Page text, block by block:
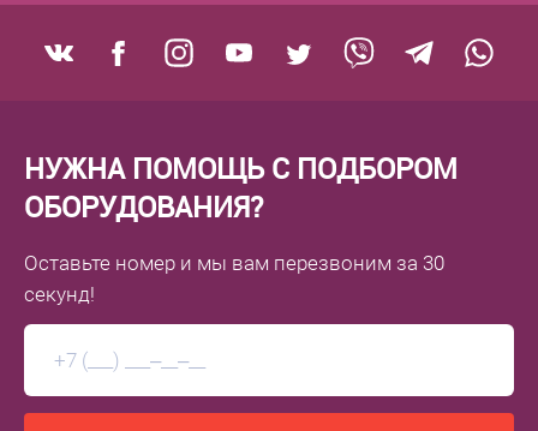
В избранное
В избранное
В наличии
НУЖНА ПОМОЩЬ С ПОДБОРОМ
ОБОРУДОВАНИЯ?
Оставьте номер и мы вам перезвоним за 30
секунд!